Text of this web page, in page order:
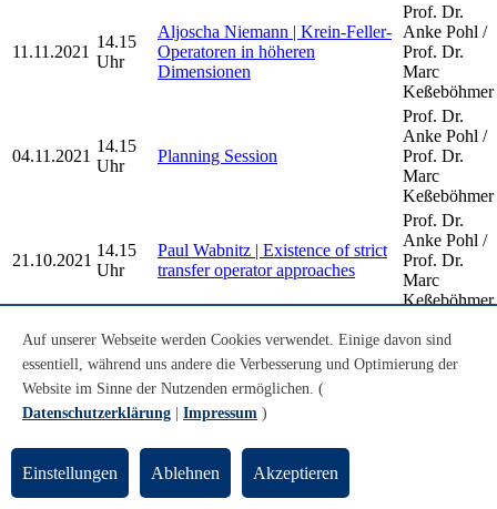
11.11.2021
14.15
Uhr
Aljoscha Niemann | Krein-Feller-
Operatoren in höheren
Dimensionen
Prof. Dr.
Anke Pohl /
Prof. Dr.
Marc
Keßeböhmer
04.11.2021
14.15
Uhr
Planning Session
Prof. Dr.
Anke Pohl /
Prof. Dr.
Marc
Keßeböhmer
21.10.2021
14.15
Uhr
Paul Wabnitz | Existence of strict
transfer operator approaches
Prof. Dr.
Anke Pohl /
Prof. Dr.
Marc
Keßeböhmer
08.10.2021
10.00
Uhr
Jana Göken | Vorstellung der
Bachelorarbeit: Apollonische
Kreispackungen in euklidischer
und nicht-euklidischer Geometrie
Anke Pohl /
Prof. Dr.
Older Dynamical Systems and Geometry
Seminar Talks
Auf unserer Webseite werden Cookies verwendet. Einige davon sind
essentiell, während uns andere die Verbesserung und Optimierung der
Website im Sinne der Nutzenden ermöglichen. (
Datenschutzerklärung
Impressum )
Einstellungen Ablehnen Akzeptieren